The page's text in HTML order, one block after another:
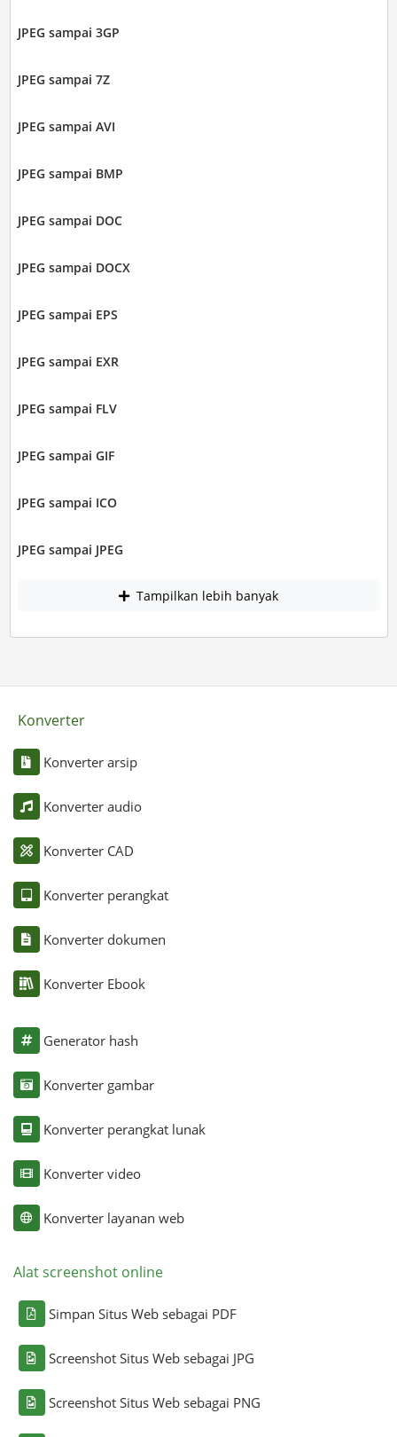
JPEG sampai 3GP
JPEG sampai 7Z
JPEG sampai AVI
JPEG sampai BMP
JPEG sampai DOC
JPEG sampai DOCX
JPEG sampai EPS
JPEG sampai EXR
JPEG sampai FLV
JPEG sampai GIF
JPEG sampai ICO
JPEG sampai JPEG
Tampilkan lebih banyak
Konverter
Konverter arsip
Konverter audio
Konverter CAD
Konverter perangkat
Konverter dokumen
Konverter Ebook
Generator hash
Konverter gambar
Konverter perangkat lunak
Konverter video
Konverter layanan web
Alat screenshot online
Simpan Situs Web sebagai PDF
Screenshot Situs Web sebagai JPG
Screenshot Situs Web sebagai PNG